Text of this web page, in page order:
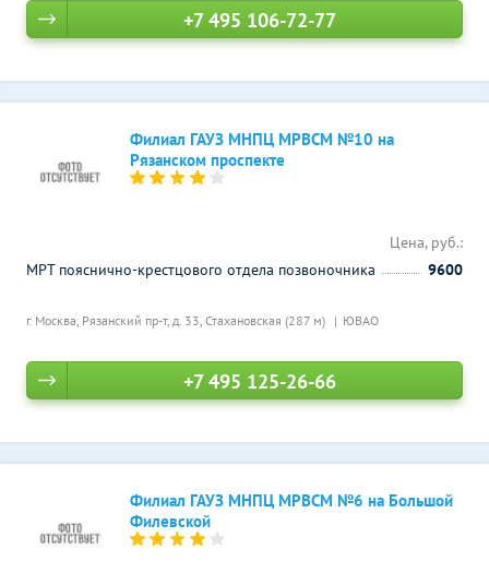
+7 495 106-72-77
Филиал ГАУЗ МНПЦ МРВСМ №10 на
Рязанском проспекте
г. Москва, Рязанский пр-т, д. 33, Стахановская (287 м) ЮВАО
Цена, руб.:
МРТ пояснично-крестцового отдела позвоночника
9600
+7 495 125-26-66
Филиал ГАУЗ МНПЦ МРВСМ №6 на Большой
Филевской